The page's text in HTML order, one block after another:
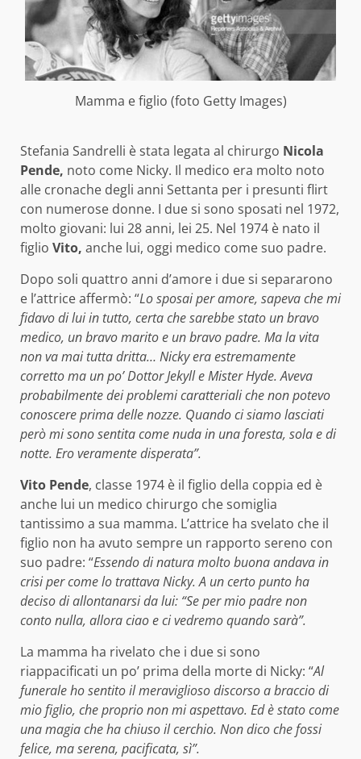
Mamma e figlio (foto Getty Images)
Stefania Sandrelli è stata legata al chirurgo Nicola
Pende, noto come Nicky. Il medico era molto noto
alle cronache degli anni Settanta per i presunti flirt
con numerose donne. I due si sono sposati nel 1972,
molto giovani: lui 28 anni, lei 25. Nel 1974 è nato il
figlio Vito, anche lui, oggi medico come suo padre.
Dopo soli quattro anni d’amore i due si separarono
e l’attrice affermò: “Lo sposai per amore, sapeva che mi
fidavo di lui in tutto, certa che sarebbe stato un bravo
medico, un bravo marito e un bravo padre. Ma la vita
non va mai tutta dritta… Nicky era estremamente
corretto ma un po’ Dottor Jekyll e Mister Hyde. Aveva
probabilmente dei problemi caratteriali che non potevo
conoscere prima delle nozze. Quando ci siamo lasciati
però mi sono sentita come nuda in una foresta, sola e di
notte. Ero veramente disperata”.
Vito Pende, classe 1974 è il figlio della coppia ed è
anche lui un medico chirurgo che somiglia
tantissimo a sua mamma. L’attrice ha svelato che il
figlio non ha avuto sempre un rapporto sereno con
suo padre: “Essendo di natura molto buona andava in
crisi per come lo trattava Nicky. A un certo punto ha
deciso di allontanarsi da lui: “Se per mio padre non
conto nulla, allora ciao e ci vedremo quando sarà”.
La mamma ha rivelato che i due si sono
riappacificati un po’ prima della morte di Nicky: “Al
funerale ho sentito il meraviglioso discorso a braccio di
mio figlio, che proprio non mi aspettavo. Ed è stato come
una magia che ha chiuso il cerchio. Non dico che fossi
felice, ma serena, pacificata, sì”.